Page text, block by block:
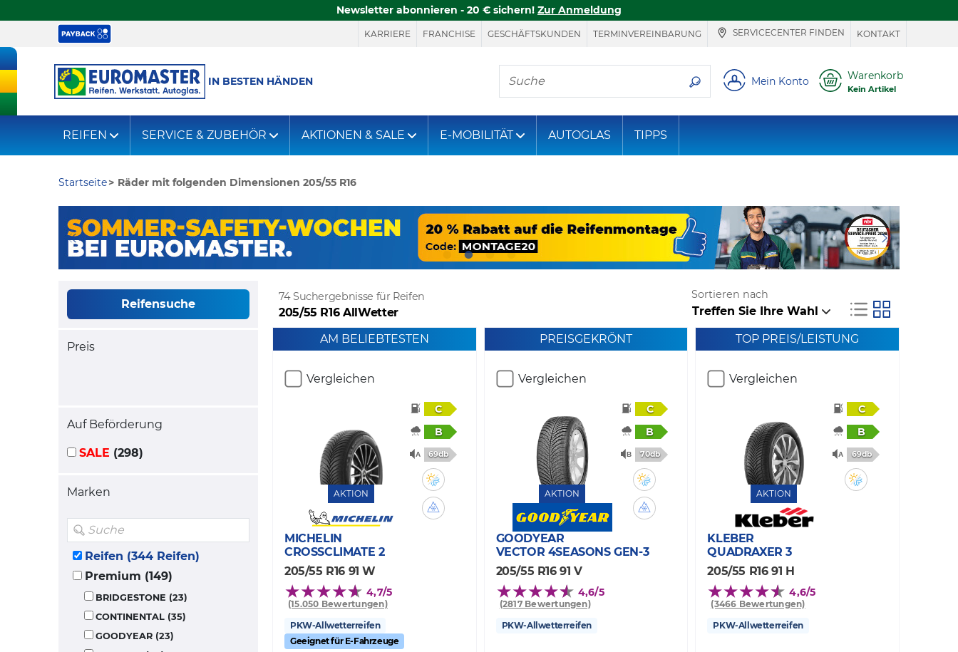
Newsletter abonnieren - 20 € sichern! Zur Anmeldung
KARRIERE FRANCHISE GESCHÄFTSKUNDEN TERMINVEREINBARUNG SERVICECENTER FINDEN KONTAKT
IN BESTEN HÄNDEN
Hier finden Sie, was Sie suchen
Mein Konto Warenkorb
Kein Artikel
REIFEN SERVICE & ZUBEHÖR AKTIONEN & SALE E-MOBILITÄT AUTOGLAS TIPPS
Startseite Räder mit folgenden Dimensionen 205/55 R16
Reifensuche
Preis
Auf Beförderung
SALE (298)
Marken
Reifen (344 Reifen)
Premium (149)
BRIDGESTONE (23)
CONTINENTAL (35)
GOODYEAR (23)
74 Suchergebnisse für Reifen
205/55 R16 AllWetter
Sortieren nach
AM BELIEBTESTEN
Vergleichen
AKTION
C
B
69db
MICHELIN
CROSSCLIMATE 2
205/55 R16 91 W
4,7/5
(15.050 Bewertungen)
PKW-Allwetterreifen
Geeignet für E-Fahrzeuge
PREISGEKRÖNT
Vergleichen
AKTION
C
B
70db
GOODYEAR
VECTOR 4SEASONS GEN-3
205/55 R16 91 V
4,6/5
(2817 Bewertungen)
PKW-Allwetterreifen
TOP PREIS/LEISTUNG
Vergleichen
AKTION
C
B
69db
KLEBER
QUADRAXER 3
205/55 R16 91 H
4,6/5
(3466 Bewertungen)
PKW-Allwetterreifen